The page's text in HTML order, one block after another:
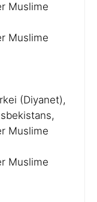
Muslime
Muslime
(Diyanet),
Muslime
Muslime